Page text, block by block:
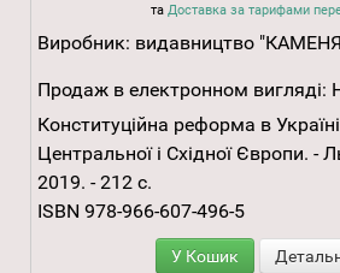
та Доставка за тарифами
Виробник: видавництво
Продаж в електронном вигляді:
Конституційна реформа в
Центральної і Східної Європи. -
2019. - 212 с.
ISBN 978-966-607-496-5
У Кошик